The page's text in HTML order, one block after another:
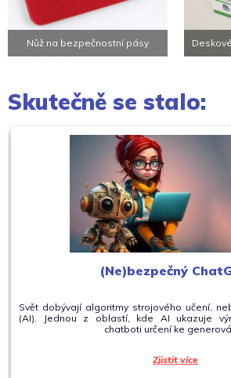
Nůž na bezpečnostní pásy
Skutečně se stalo:
(Ne)bezpečný
Svět dobývají algoritmy strojového učení,
(AI). Jednou z oblastí, kde AI ukazuje
chatboti určení ke
Zjistit více